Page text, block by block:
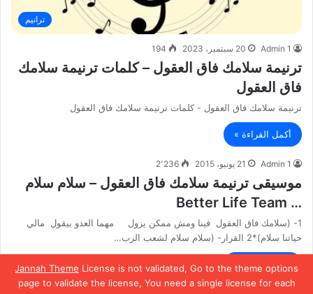
Jannah Theme License is not validated, Go to the theme options
page to validate the license, You need a single license for each
ترانيم
Admin 1 20 سبتمبر، 2023 194
ترنيمة سلامك فاق العقول – كلمات ترنيمة سلامك
فاق العقول
ترنيمة سلامك فاق العقول - كلمات ترنيمة سلامك فاق العقول
أكمل القراءة »
Admin 1 21 يونيو، 2015 2٬236
موسيقى ترنيمة سلامك فاق العقول – سلام سلام
… Better Life Team
1- (سلامك فاق العقول فينا ومش ممكن يزول مهما العدو بيقول مالي
حياتنا سلام)*2 القرار- (سلام سلام لشعب الرب…
أكمل القراءة »